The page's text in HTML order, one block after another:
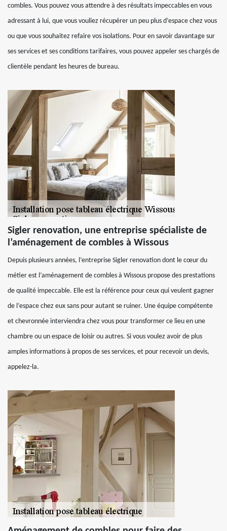
combles. Vous pouvez vous attendre à des résultats impeccables en vous
adressant à lui, que vous vouliez récupérer un peu plus d’espace chez vous
ou que vous souhaitez refaire vos isolations. Pour en savoir davantage sur
ses services et ses conditions tarifaires, vous pouvez appeler ses chargés de
clientèle pendant les heures de bureau.
Sigler renovation, une entreprise spécialiste de
l’aménagement de combles à Wissous
Depuis plusieurs années, l’entreprise Sigler renovation dont le cœur du
métier est l’aménagement de combles à Wissous propose des prestations
de qualité impeccable. Elle est la référence pour ceux qui veulent gagner
de l’espace chez eux sans pour autant se ruiner. Une équipe compétente
et chevronnée interviendra chez vous pour transformer ce lieu en une
chambre ou un espace de loisir ou autres. Si vous voulez avoir de plus
amples informations à propos de ses services, et pour recevoir un devis,
appelez-la.